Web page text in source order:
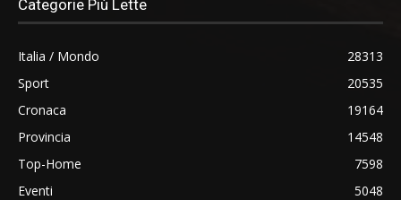
Categorie Più Lette
Italia / Mondo
28313
Sport
20535
Cronaca
19164
Provincia
14548
Top-Home
7598
Eventi
5048